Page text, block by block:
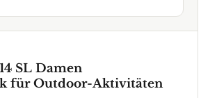
SL Damen
für Outdoor-Aktivitäten